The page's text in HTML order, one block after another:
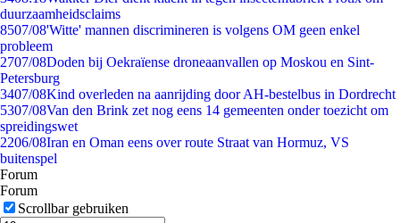
duurzaamheidsclaims
8507/08'Witte' mannen discrimineren is volgens OM geen enkel
probleem
2707/08Doden bij Oekraïense droneaanvallen op Moskou en Sint-
Petersburg
3407/08Kind overleden na aanrijding door AH-bestelbus in Dordrecht
5307/08Van den Brink zet nog eens 14 gemeenten onder toezicht om
spreidingswet
2206/08Iran en Oman eens over route Straat van Hormuz, VS
buitenspel
Forum
Forum
Scrollbar gebruiken